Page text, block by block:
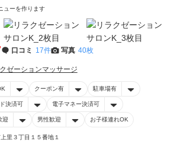
ューを作ります
口コミ 17件 写真 40枚
ゼーションマッサージ
クーポン有 駐車場有
決済可 電子マネー決済可
迎 男性歓迎 お子様連れOK
里３丁目１５番地１